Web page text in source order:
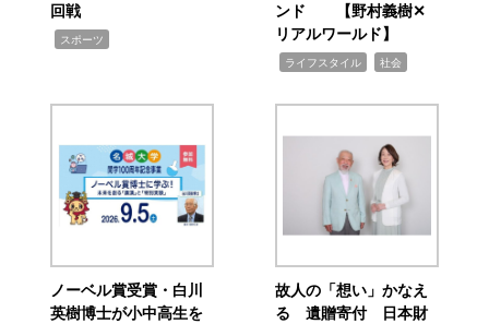
回戦
スポーツ
ンド 【野村義樹✕
リアルワールド】
ライフスタイル 社会
ノーベル賞受賞・白川
英樹博士が小中高生を
故人の「想い」かなえ
る 遺贈寄付 日本財